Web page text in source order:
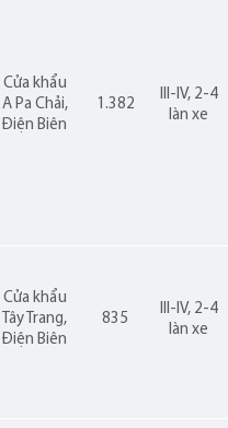
Cửa khẩu
A Pa Chải,
Điện Biên
1.382
III-IV, 2-4
làn xe
Cửa khẩu
Tây Trang,
Điện Biên
835
III-IV, 2-4
làn xe